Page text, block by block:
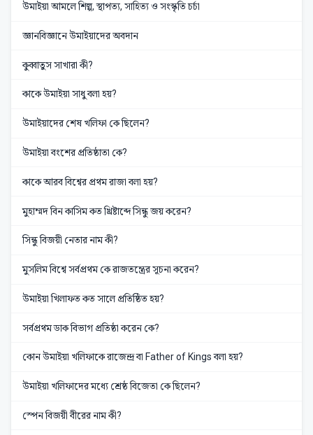
উমাইয়া আমলে শিল্প, স্থাপত্য, সাহিত্য ও সংস্কৃতি চর্চা
জ্ঞানবিজ্ঞানে উমাইয়াদের অবদান
কুব্বাতুস সাখারা কী?
কাকে উমাইয়া সাধু বলা হয়?
উমাইয়াদের শেষ খলিফা কে ছিলেন?
উমাইয়া বংশের প্রতিষ্ঠাতা কে?
কাকে আরব বিশ্বের প্রথম রাজা বলা হয়?
মুহাম্মদ বিন কাসিম কত খ্রিষ্টাব্দে সিন্ধু জয় করেন?
সিন্ধু বিজয়ী নেতার নাম কী?
মুসলিম বিশ্বে সর্বপ্রথম কে রাজতন্ত্রের সূচনা করেন?
উমাইয়া খিলাফত কত সালে প্রতিষ্ঠিত হয়?
সর্বপ্রথম ডাক বিভাগ প্রতিষ্ঠা করেন কে?
কোন উমাইয়া খলিফাকে রাজেন্দ্র বা Father of Kings বলা হয়?
উমাইয়া খলিফাদের মধ্যে শ্রেষ্ঠ বিজেতা কে ছিলেন?
স্পেন বিজয়ী বীরের নাম কী?